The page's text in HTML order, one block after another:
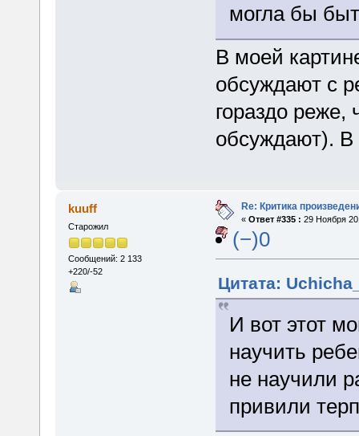
могла бы
В моей
обсуждают с
гораздо реже,
обсуждают). В
kuuff
Старожил
Сообщений: 2 133
+220/-52
Re: Критика
« Ответ #335 : 29 Ноября
(−)0
Цитата:
И вот этот
научить
не научили
привили